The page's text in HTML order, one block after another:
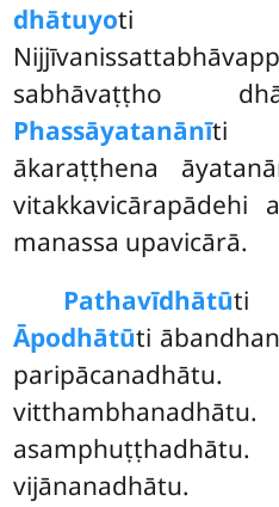
dhātuyoti
sabhāvaṭṭho
Phassāyatanānī
ākaraṭṭhena
vitakkavicārapādehi
manassa upavicārā.
Pathavīdhātūti
Āpodhātūti